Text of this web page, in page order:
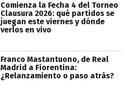
Comienza la Fecha 4 del Torneo
Clausura 2026: qué partidos se
juegan este viernes y dónde
verlos en vivo
Franco Mastantuono, de Real
Madrid a Fiorentina:
¿Relanzamiento o paso atrás?